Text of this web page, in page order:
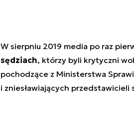
W sierpniu 2019 media po raz
sędziach, którzy byli krytyczni
pochodzące z Ministerstwa
i zniesławiających